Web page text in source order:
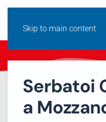
Skip to main content
Serbatoi
a